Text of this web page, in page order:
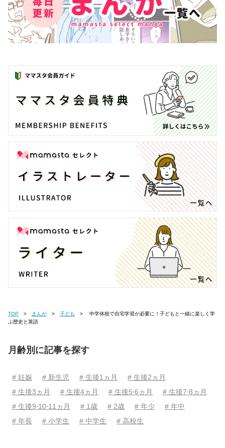
TOP まんが 子ども
ぶ歴史と英語
月齢別に記事を探す
# 妊娠 # 新生児 # 生後1ヵ月
# 生後2ヵ月
# 生後3ヵ月
# 生後4ヵ月 # 生後5⋅6ヵ月
# 生後7⋅8ヵ月
# 生後9⋅10⋅11ヵ月
# 1歳 # 2歳 # 年少
# 年中
# 年長
# 小学生 # 中学生 # 高校生